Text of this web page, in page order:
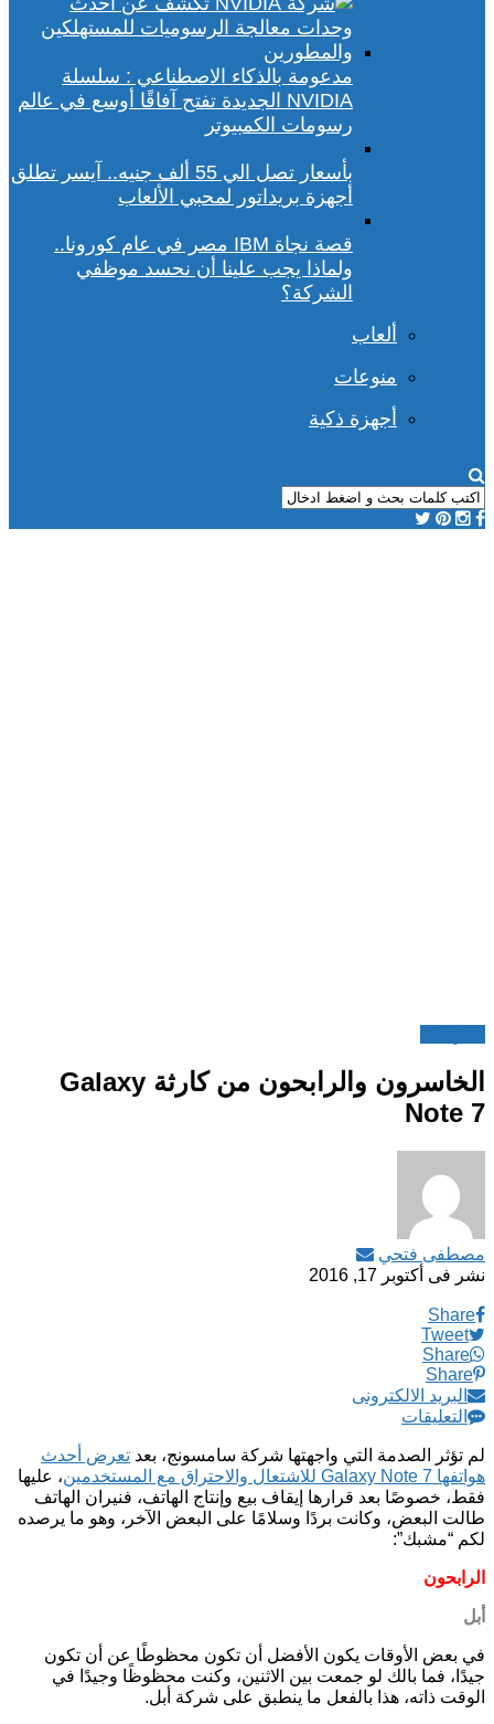
مدعومة بالذكاء الاصطناعي : سلسلة
NVIDIA الجديدة تفتح آفاقًا أوسع في عالم
رسومات الكمبيوتر
بأسعار تصل الي 55 ألف جنيه.. آيسر تطلق
أجهزة بريداتور لمحبي الألعاب
قصة نجاة IBM مصر في عام كورونا..
ولماذا يجب علينا أن نحسد موظفي
الشركة؟
ألعاب
منوعات
أجهزة ذكية
الخاسرون والرابحون من كارثة Galaxy
Note 7
مصطفى فتحي
نشر فى أكتوبر 17, 2016
Share
Tweet
Share
Share
البريد الالكترونى
التعليقات
لم تؤثر الصدمة التي واجهتها شركة سامسونج، بعد تعرض أحدث
هواتفها Galaxy Note 7 للاشتعال والاحتراق مع المستخدمين
، عليها
فقط، خصوصًا بعد قرارها إيقاف بيع وإنتاج الهاتف، فنيران الهاتف
طالت البعض، وكانت بردًا وسلامًا على البعض الآخر، وهو ما يرصده
لكم “مشبك”:
الرابحون
أبل
في بعض الأوقات يكون الأفضل أن تكون محظوطًا عن أن تكون
جيدًا، فما بالك لو جمعت بين الاثنين، وكنت محظوظًا وجيدًا في
الوقت ذاته، هذا بالفعل ما ينطبق على شركة أبل.